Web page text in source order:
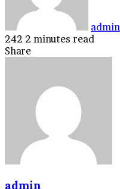
admin
242 2 minutes read
Facebook
Twitter
LinkedIn
Tumblr
Pinterest
Reddit
VKontakte
Odnoklassniki
Pocket
Share
admin